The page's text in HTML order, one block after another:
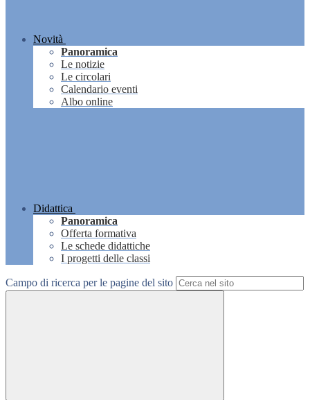
Novità
Panoramica
Le notizie
Le circolari
Calendario eventi
Albo online
Didattica
Panoramica
Offerta formativa
Le schede didattiche
I progetti delle classi
Campo di ricerca per le pagine del sito